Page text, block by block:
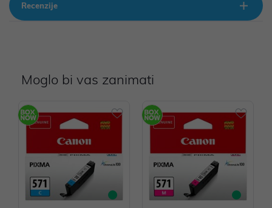
Recenzije
Moglo bi vas zanimati